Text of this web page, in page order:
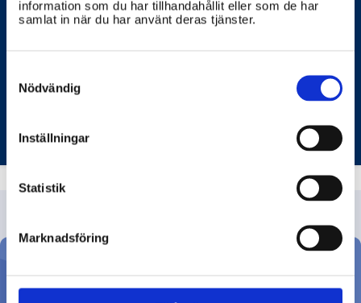
information som du har tillhandahållit eller som de har
samlat in när du har använt deras tjänster.
Selection
Nödvändig
Inställningar
Statistik
Marknadsföring
på jordbruksmark?
Ställ din fråga